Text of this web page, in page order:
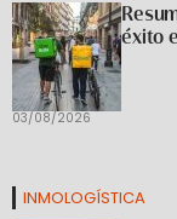
éxito
03/08/2026
INMOLOGÍSTICA